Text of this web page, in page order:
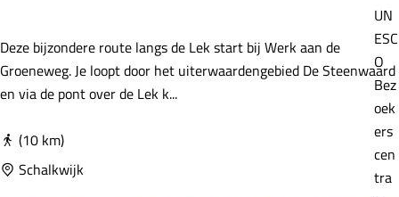
UN
ESC
O
Bez
oek
ers
cen
tra
U
i
t
e
e
j
e
N
e
u
R
o
n
e
Deze bijzondere route langs de Lek start bij Werk aan de
Groeneweg. Je loopt door het uiterwaardengebied De Steenwaard
en via de pont over de Lek k...
(10 km)
Schalkwijk